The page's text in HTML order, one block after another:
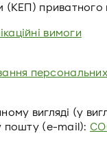
(КЕП) приватного
вимоги
вигляді (у
пошту (e-mail):